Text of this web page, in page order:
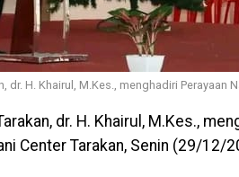
dr. H. Khairul, M.Kes., menghadiri Perayaan
dr. H. Khairul, M.Kes.,
Center Tarakan, Senin (29/12/